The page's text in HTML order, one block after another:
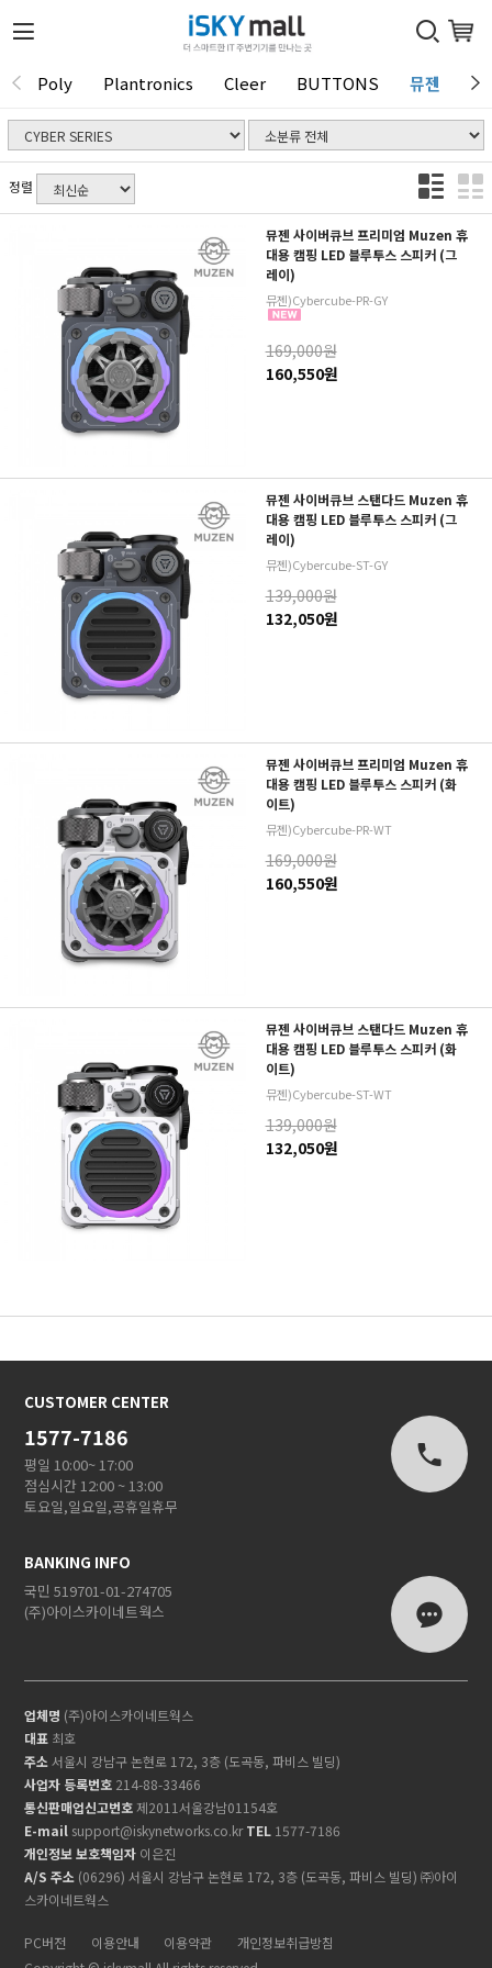
Poly Plantronics Cleer BUTTONS 뮤젠
1 / 0
정렬
뮤젠 사이버큐브 프리미엄 Muzen 휴
대용 캠핑 LED 블루투스 스피커 (그
레이)
뮤젠)Cybercube-PR-GY
169,000원
160,550원
뮤젠 사이버큐브 스탠다드 Muzen 휴
대용 캠핑 LED 블루투스 스피커 (그
레이)
뮤젠)Cybercube-ST-GY
139,000원
132,050원
뮤젠 사이버큐브 프리미엄 Muzen 휴
대용 캠핑 LED 블루투스 스피커 (화
이트)
뮤젠)Cybercube-PR-WT
169,000원
160,550원
뮤젠 사이버큐브 스탠다드 Muzen 휴
대용 캠핑 LED 블루투스 스피커 (화
이트)
뮤젠)Cybercube-ST-WT
139,000원
132,050원
CUSTOMER CENTER
1577-7186
평일 10:00~ 17:00
점심시간 12:00 ~ 13:00
토요일,일요일,공휴일휴무
BANKING INFO
국민 519701-01-274705
(주)아이스카이네트웍스
업체명 (주)아이스카이네트웍스
대표 최호
주소서울시 강남구 논현로 172, 3층 (도곡동, 파비스 빌딩)
사업자 등록번호 214-88-33466
통신판매업신고번호 제2011서울강남01154호
E-mail support@iskynetworks.co.krTEL 1577-7186
개인정보 보호책임자 이은진
A/S 주소 (06296) 서울시 강남구 논현로 172, 3층 (도곡동, 파비스 빌딩) ㈜아이
스카이네트웍스
PC버전 이용안내 이용약관
개인정보취급방침